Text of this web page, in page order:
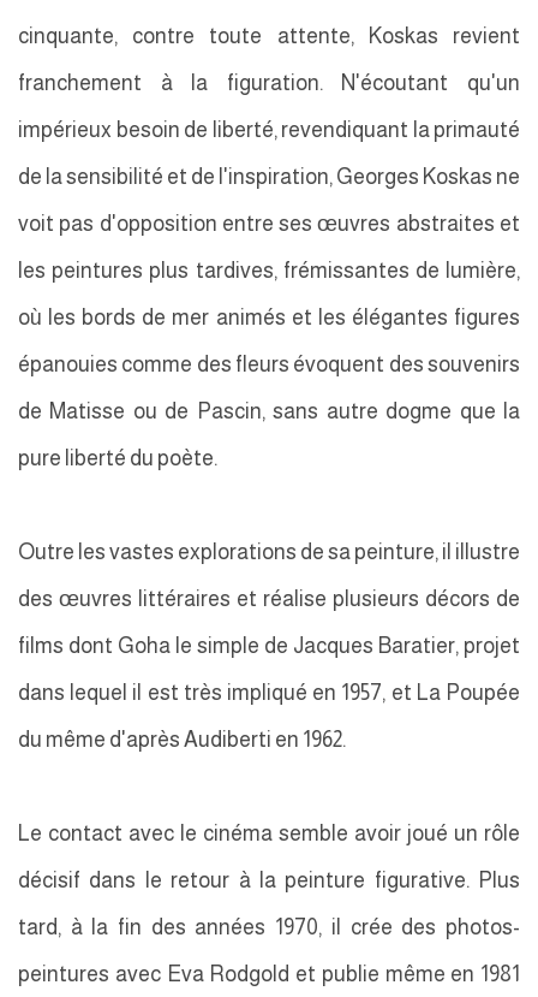
cinquante, contre toute attente, Koskas revient
franchement à la figuration. N'écoutant qu'un
impérieux besoin de liberté, revendiquant la primauté
de la sensibilité et de l'inspiration, Georges Koskas ne
voit pas d'opposition entre ses œuvres abstraites et
les peintures plus tardives, frémissantes de lumière,
où les bords de mer animés et les élégantes figures
épanouies comme des fleurs évoquent des souvenirs
de Matisse ou de Pascin, sans autre dogme que la
pure liberté du poète.
Outre les vastes explorations de sa peinture, il illustre
des œuvres littéraires et réalise plusieurs décors de
films dont Goha le simple de Jacques Baratier, projet
dans lequel il est très impliqué en 1957, et La Poupée
du même d'après Audiberti en 1962.
Le contact avec le cinéma semble avoir joué un rôle
décisif dans le retour à la peinture figurative. Plus
tard, à la fin des années 1970, il crée des photos-
peintures avec Eva Rodgold et publie même en 1981